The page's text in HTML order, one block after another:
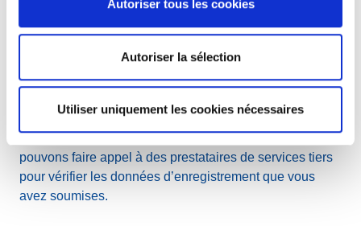
Autoriser tous les cookies
Autoriser la sélection
Utiliser uniquement les cookies nécessaires
Prestataires de services de vérification d’identification
ou de prévention d’abus: Afin de prévenir les
soumettent des données d’enregistrement non
identifiées, incorrectes ou qui ne sont plus valides nous
pouvons faire appel à des prestataires de services tiers
pour vérifier les données d’enregistrement que vous
avez soumises.